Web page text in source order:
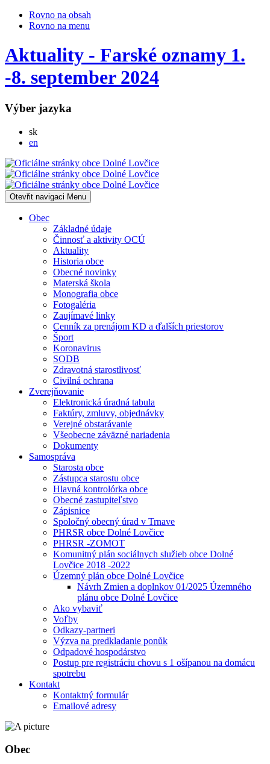
Rovno na obsah
Rovno na menu
Aktuality - Farské oznamy 1.
-8. september 2024
Výber jazyka
skSlovensky
en
Otevřit navigaci Menu
Obec
Základné údaje
Činnosť a aktivity OCÚ
Aktuality
Historia obce
Obecné novinky
Materská škola
Monografia obce
Fotogaléria
Zaujímavé linky
Cenník za prenájom KD a ďalších priestorov
Šport
Koronavirus
SODB
Zdravotná starostlivosť
Civilná ochrana
Zverejňovanie
Elektronická úradná tabula
Faktúry, zmluvy, objednávky
Verejné obstarávanie
Všeobecne záväzné nariadenia
Dokumenty
Samospráva
Starosta obce
Zástupca starostu obce
Hlavná kontrolórka obce
Obecné zastupiteľstvo
Zápisnice
Spoločný obecný úrad v Trnave
PHRSR obce Dolné Lovčice
PHRSR -ZOMOT
Komunitný plán sociálnych služieb obce Dolné
Lovčice 2018 -2022
Územný plán obce Dolné Lovčice
Návrh Zmien a doplnkov 01/2025 Územného
plánu obce Dolné Lovčice
Ako vybaviť
Voľby
Odkazy-partneri
Výzva na predkladanie ponůk
Odpadové hospodárstvo
Postup pre registráciu chovu s 1 ošípanou na domácu
spotrebu
Kontakt
Kontaktný formulár
Emailové adresy
Obec